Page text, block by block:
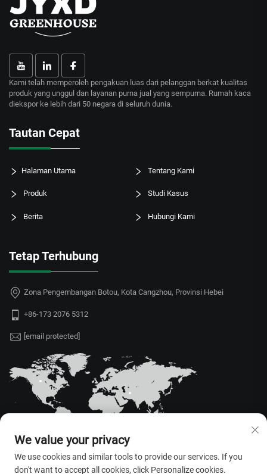
Kami telah memperoleh pengakuan luas dari pelanggan berkat kualitas
produk yang unggul dan layanan purna jual yang sempurna. Rumah kaca
diekspor ke lebih dari 50 negara di seluruh dunia.
Tautan Cepat
Halaman Utama Tentang Kami
Produk Studi Kasus
Berita Hubungi Kami
Tetap Terhubung
Zona Pengembangan Botou, Kota Cangzhou, Provinsi Hebei
+86-173 2076 5312
[email protected]
We value your privacy
We use cookies and similar tools to provide our services. If you
don't want to accept all cookies, click Personalize cookies.